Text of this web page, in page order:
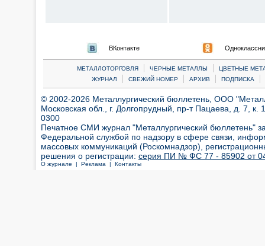
ВКонтакте
МЕТАЛЛОТОРГОВЛЯ | ЧЕРНЫЕ МЕТАЛЛЫ |
ЦВЕТНЫЕ
ЖУРНАЛ
| СВЕЖИЙ НОМЕР | АРХИВ | ПОДПИСКА |
© 2002-2026 Металлургический бюллетень, ООО
Московская обл., г. Долгопрудный, пр-т Пацаева, д. 7,
0300
Печатное СМИ журнал "Металлургический бюллетень"
Федеральной службой по надзору в сфере связи,
массовых коммуникаций (Роскомнадзор),
решения о регистрации: серия ПИ № ФС 77 - 85902 от 04
О журнале | Реклама | Контакты